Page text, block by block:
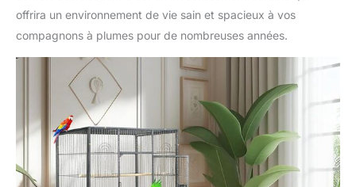
offrira un environnement de vie sain et spacieux à vos
compagnons à plumes pour de nombreuses années.